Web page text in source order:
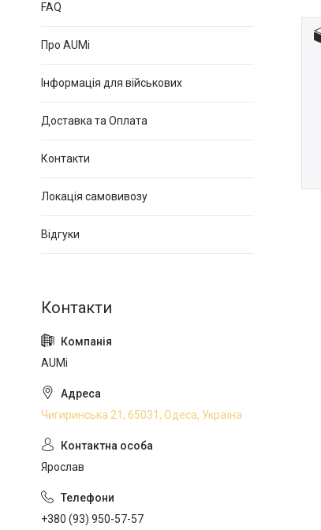
FAQ
Про AUMi
Інформація для військових
Доставка та Оплата
Контакти
Локація самовивозу
Відгуки
AUMi
Чигиринська 21, 65031, Одеса, Україна
Ярослав
+380 (93) 950-57-57